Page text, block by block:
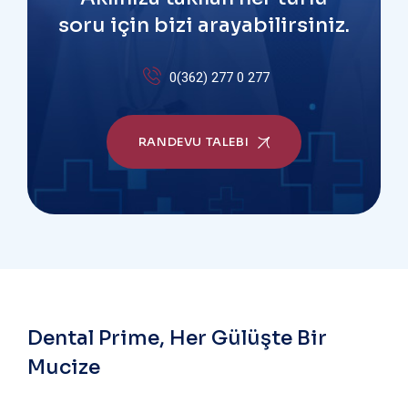
soru için bizi arayabilirsiniz.
0(362) 277 0 277
RANDEVU TALEBI
Dental Prime, Her Gülüşte Bir
Mucize